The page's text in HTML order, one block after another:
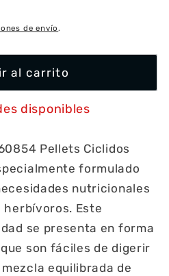
de envío.
al carrito
disponibles
Pellets Ciclidos
formulado
nutricionales
herbívoros. Este
se presenta en forma
son fáciles de digerir
equilibrada de